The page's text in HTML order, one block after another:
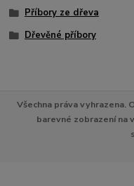
Příbory ze dřeva
Dřevěné příbory
Všechna práva
barevné zobrazení na